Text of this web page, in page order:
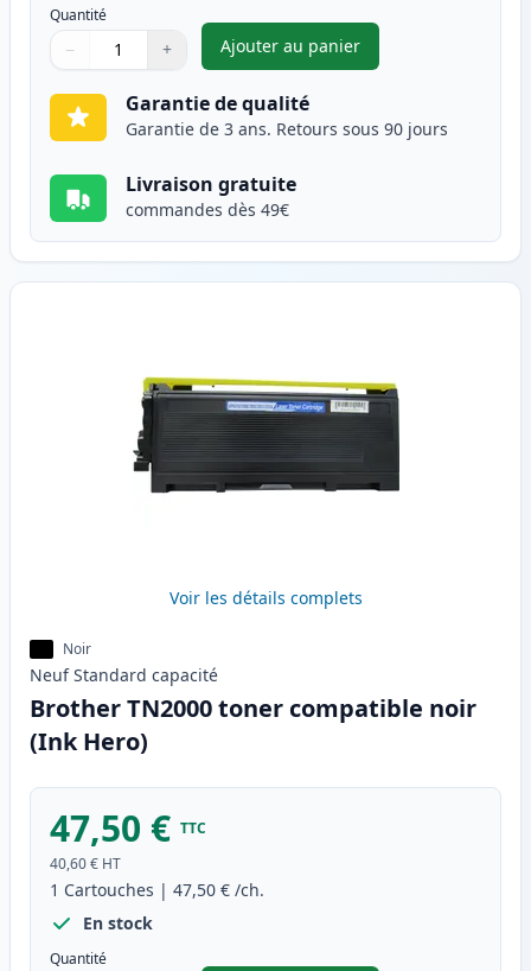
Quantité
Quantité
Utilisez les boutons pour ajuster
− +
Quantité
Ajouter au panier
,Pack de 2 Brother TN2000
Garantie de qualité
Garantie de 3 ans. Retours sous 90 jours
Livraison gratuite
commandes dès 49€
Voir les détails complets
Noir
Neuf Standard capacité
Brother TN2000 toner compatible noir
(Ink Hero)
47,50 € TTC
40,60 € HT
1 Cartouches | 47,50 € /ch.
En stock
Quantité